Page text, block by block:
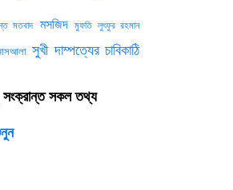
মতবাদ মসজিদ মুফতি লুৎফুর রহমান
সুখী দাম্পত্যের চাবিকাঠি
সংক্রান্ত সকল তথ্য